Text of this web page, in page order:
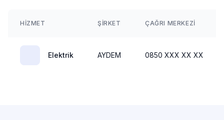
HIZMET ŞIRKET ÇAĞRI MERKEZI
Elektrik AYDEM 0850 XXX XX XX